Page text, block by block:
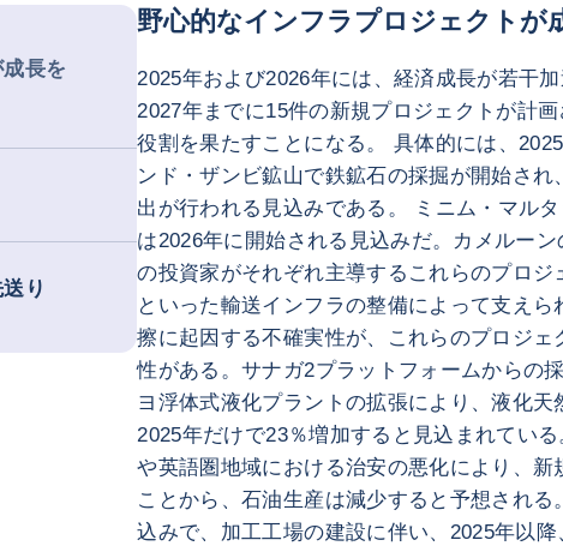
長を
り
野心的なインフラプロジェクトが
2025年および2026年には、経済成長が若干
2027年までに15件の新規プロジェクトが計
役割を果たすことになる。 具体的には、
ンド・ザンビ鉱山で鉄鉱石の採掘が開始され
出が行われる見込みである。 ミニム・マル
は2026年に開始される見込みだ。カメルー
の投資家がそれぞれ主導するこれらのプロジ
といった輸送インフラの整備によって支え
擦に起因する不確実性が、これらのプロジ
性がある。サナガ2プラットフォームからの
ヨ浮体式液化プラントの拡張により、液化天
2025年だけで23％増加すると見込まれてい
や英語圏地域における治安の悪化により、新
ことから、石油生産は減少すると予想される
込みで、加工工場の建設に伴い、2025年以